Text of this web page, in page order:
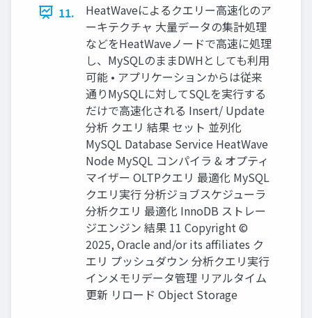
11.
HeatWaveによるクエリー⾼速化のア
ーキテクチャ ⼤量データの集計処理
などをHeatWaveノードで⾼速に処理
し、MySQLのままDWHとしても利⽤
可能 • アプリケーションからは従来
通りMySQLに対してSQLを実⾏する
だけで⾼速化される Insert/ Update
分析 クエリ 結果 セット 並列化
MySQL Database Service HeatWave
Node MySQL コンパイラ & オプティ
マイザー OLTPクエリ 最適化 MySQL
クエリ実⾏ 分析ジョブスケジューラ
分析クエリ 最適化 InnoDB ストレー
ジエンジン 結果 11 Copyright ©
2025, Oracle and/or its affiliates ク
エリ プッシュダウン 分析クエリ実⾏
インメモリデータ管理 リアルタイム
更新 リロード Object Storage